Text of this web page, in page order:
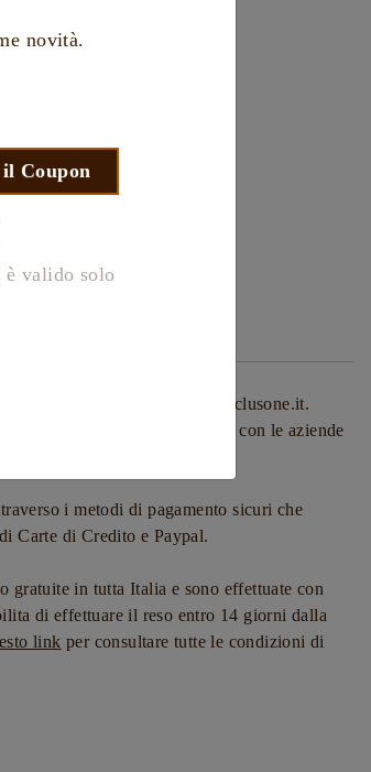
sul tuo primo
novità.
presenti sul sito freeportclusone.it.
contrattuale tra FREEPORT con le aziende
i metodi di pagamento sicuri che
Carte di Credito e Paypal.
gratuite in tutta Italia e sono effettuate con
di effettuare il reso entro 14 giorni dalla
link per consultare tutte le condizioni di